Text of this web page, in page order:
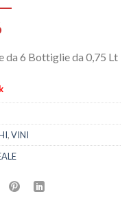
da 6 Bottiglie da 0,75 Lt
,VINI